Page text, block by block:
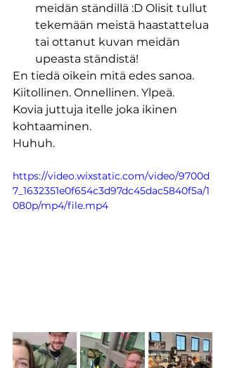
meidän ständillä :D Olisit tullut
tekemään meistä haastattelua
tai ottanut kuvan meidän
upeasta ständistä!
En tiedä oikein mitä edes sanoa.
Kiitollinen. Onnellinen. Ylpeä.
Kovia juttuja itelle joka ikinen
kohtaaminen.
Huhuh.
https://video.wixstatic.com/video/9700d
7_1632351e0f654c3d97dc45dac5840f5a/1
080p/mp4/file.mp4